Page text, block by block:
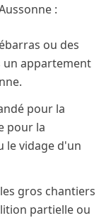
:
ou des
un appartement
pour la
pour la
le vidage d'un
gros chantiers
partielle ou